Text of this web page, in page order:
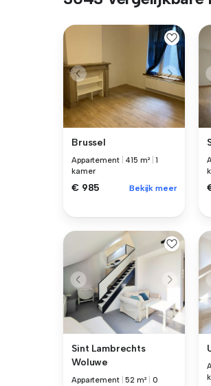
Brussel
Appartement 415 m² |1
kamer
€ 985 Bekijk meer
Sint Lambrechts
Woluwe
Appartement |52 m²
0